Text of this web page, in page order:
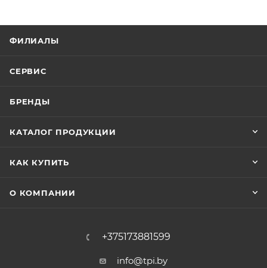
ФИЛИАЛЫ
СЕРВИС
БРЕНДЫ
КАТАЛОГ ПРОДУКЦИИ
КАК КУПИТЬ
О КОМПАНИИ
+375173881599
info@tpi.by